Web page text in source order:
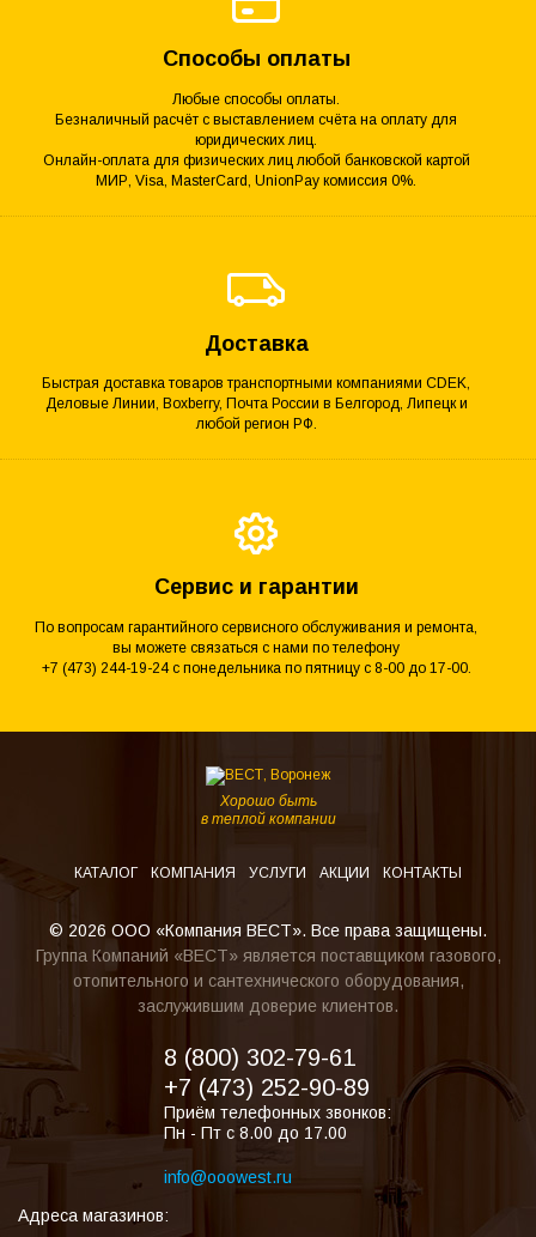
Способы оплаты
Любые способы оплаты.
Безналичный расчёт с выставлением счёта на оплату для
юридических лиц.
Онлайн-оплата для физических лиц любой банковской картой
МИР, Visa, MasterCard, UnionPay комиссия 0%.
Доставка
Быстрая доставка товаров транспортными компаниями CDEK,
Деловые Линии, Boxberry, Почта России в Белгород, Липецк и
любой регион РФ.
Сервис и гарантии
По вопросам гарантийного сервисного обслуживания и ремонта,
вы можете связаться с нами по телефону
+7 (473) 244-19-24 с понедельника по пятницу с 8-00 до 17-00.
Хорошо быть
в теплой компании
КАТАЛОГ КОМПАНИЯ УСЛУГИ АКЦИИ КОНТАКТЫ
© 2026 ООО «Компания ВЕСТ». Все права защищены.
Группа Компаний «ВЕСТ» является поставщиком газового,
отопительного и сантехнического оборудования,
заслужившим доверие клиентов.
8 (800) 302-79-61
+7 (473) 252-90-89
Приём телефонных звонков:
Пн - Пт с 8.00 до 17.00
info@ooowest.ru
Адреса магазинов: